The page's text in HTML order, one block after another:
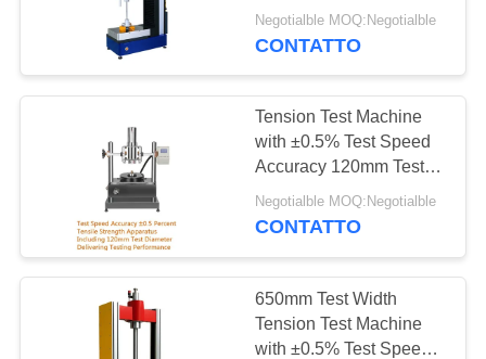
Forno di
essicazione di aria
calda
Camera di prova di
invecchiamento
Displacement Accuracy,
and 0.5-500kN Test
Negotialble MOQ:Negotialble
CONTATTO
Tension Test Machine
with ±0.5% Test Speed
Accuracy 120mm Test
Diameter and 0.001mm
Displacement
Negotialble MOQ:Negotialble
CONTATTO
650mm Test Width
Tension Test Machine
with ±0.5% Test Speed